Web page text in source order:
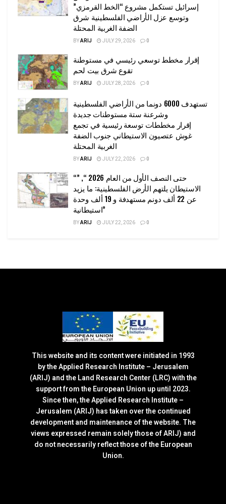
إسرائيل تستكمل مشروع “الخط القرمزي”
وتوسع عزل الأراضي الفلسطينية شرق
الضفة الغربية المحتلة
BYARIJ JULY 29, 2026 0
إقرار مخطط توسعي رئيسي في مستوطنة
تقوع شرق بيت لحم
BYARIJ JULY 28, 2026 0
تستهدف 6000 دونما من الأراضي الفلسطينية
وشرعنة ستة مستوطنات جديدة
إقرار مخططات توسعة رئيسية في تجمع
غوش عتصيون الاستيطاني جنوب الضفة
الغربية المحتلة
BYARIJ JULY 22, 2026 0
“حتى النصف الأول من العام 2026 “, ”
الاستيطان يلتهم الأرض الفلسطينية: ما يزيد
عن 22 ألف دونم مستهدفة و 19 ألف وحدة
استيطانية”
BYARIJ JULY 22, 2026 0
This website and its content were initiated in 1993
by the Applied Research Institute – Jerusalem
(ARIJ) and the Land Research Center (LRC) with the
support from the European Union up until 2023.
Since then, the Applied Research Institute –
Jerusalem (ARIJ) has taken over the continued
development and maintenance of the website. The
views expressed remain solely those of ARIJ) and
do not necessarily reflect those of the European
Union.